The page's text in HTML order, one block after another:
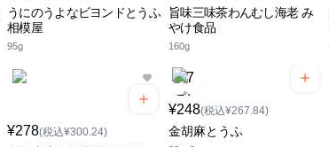
うにのうよなビヨンドとうふ
相模屋
95g
旨味三味茶わんむし海老 み
やけ食品
160g
¥278(税込¥300.24)
¥248(税込¥267.84)
金胡麻とうふ